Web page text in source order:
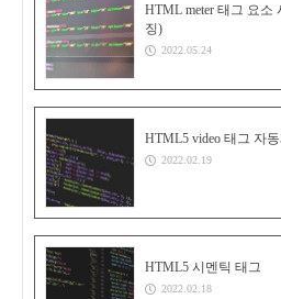
HTML meter 태그 요소
징)
2022.05.24
HTML5 video 태그 자
2022.02.19
HTML5 시멘틱 태그
2022.02.18